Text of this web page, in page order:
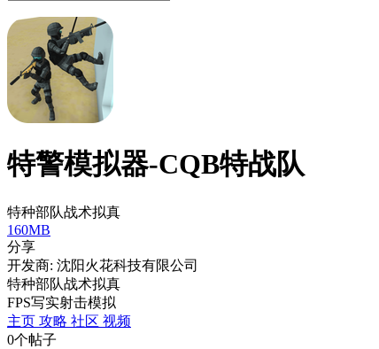
特警模拟器-CQB特战队
特种部队战术拟真
160MB
分享
开发商: 沈阳火花科技有限公司
特种部队战术拟真
FPS写实射击模拟
主页 攻略 社区 视频
0个帖子